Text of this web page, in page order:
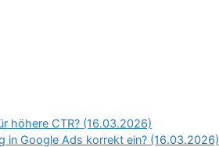
höhere CTR? (16.03.2026)
in Google Ads korrekt ein? (16.03.2026)